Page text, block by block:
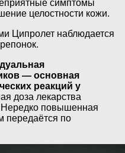
симптомы
целостности кожи.
Ципролет наблюдается
— основная
реакций у
доза лекарства
Нередко повышенная
передаётся по